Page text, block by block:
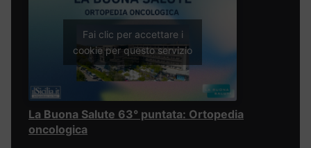
Fai clic per accettare i
cookie per questo servizio
La Buona Salute 63° puntata: Ortopedia
oncologica